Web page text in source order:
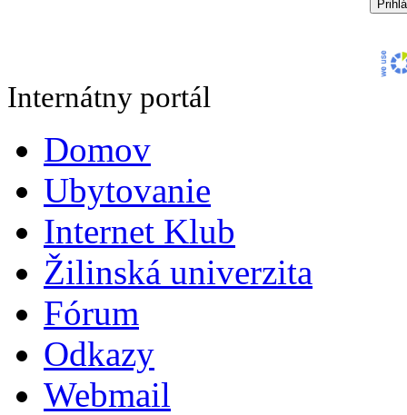
Internátny portál
Domov
Ubytovanie
Internet Klub
Žilinská univerzita
Fórum
Odkazy
Webmail